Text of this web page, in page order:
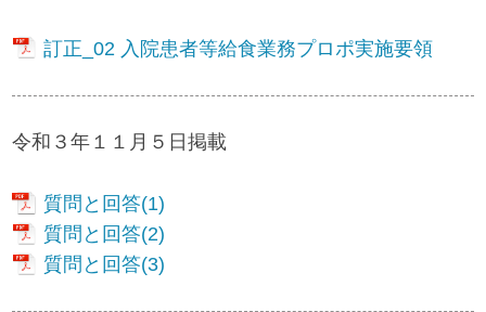
訂正_02 入院患者等給食業務プロポ実施要領
令和３年１１月５日掲載
質問と回答(1)
質問と回答(2)
質問と回答(3)